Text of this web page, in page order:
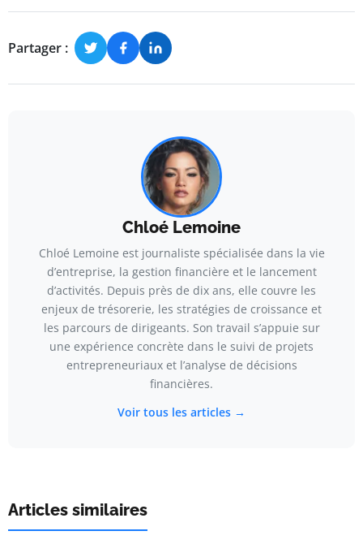
Partager :
Chloé Lemoine
Chloé Lemoine est journaliste spécialisée dans la vie
d’entreprise, la gestion financière et le lancement
d’activités. Depuis près de dix ans, elle couvre les
enjeux de trésorerie, les stratégies de croissance et
les parcours de dirigeants. Son travail s’appuie sur
une expérience concrète dans le suivi de projets
entrepreneuriaux et l’analyse de décisions
financières.
Voir tous les articles →
Articles similaires